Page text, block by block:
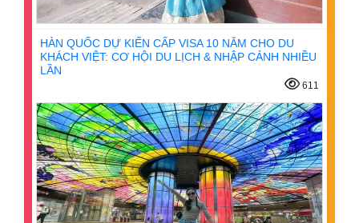
HÀN QUỐC DỰ KIẾN CẤP VISA 10 NĂM CHO DU
KHÁCH VIỆT: CƠ HỘI DU LỊCH & NHẬP CẢNH NHIỀU
LẦN
611